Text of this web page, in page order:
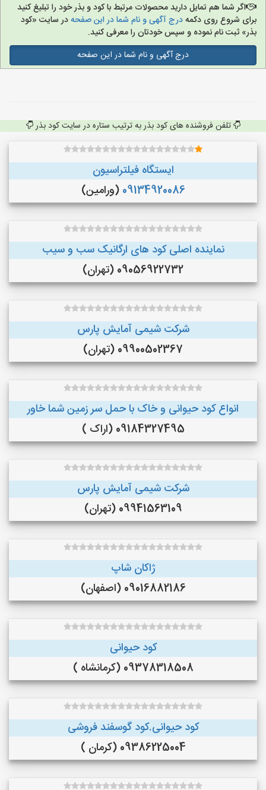
اگر شما هم تمایل دارید محصولات مرتبط با کود و بذر خود را تبلیغ کنید
برای شروع روی دکمهدرج آگهی و نام شما در این صفحهدر سایت «کود
بذر» ثبت نام نموده و سپس خودتان را معرفی کنید.
درج آگهی و نام شما در این صفحه
تلفن فروشنده های کود بذر به ترتیب ستاره در سایت کود بذر
ایستگاه فیلتراسیون
09134920086 (ورامین)
نماینده اصلی کود های ارگانیک سب و سیب
09056922732 (تهران)
شرکت شیمی آمایش پارس
09900502367 (تهران)
انواع کود حیوانی و خاک با حمل سر زمین شما خاور
09184327495 (اراک )
شرکت شیمی آمایش پارس
09941563109 (تهران)
ژاکان شاپ
09016882186 (اصفهان)
کود حیوانی
09378318508 (کرمانشاه )
کود حیوانی.کود گوسفند فروشی
09386225004 (کرمان )